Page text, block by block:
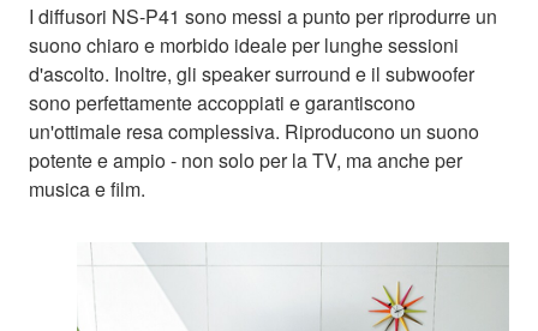
I diffusori NS-P41 sono messi a punto per riprodurre un
suono chiaro e morbido ideale per lunghe sessioni
d'ascolto. Inoltre, gli speaker surround e il subwoofer
sono perfettamente accoppiati e garantiscono
un'ottimale resa complessiva. Riproducono un suono
potente e ampio - non solo per la TV, ma anche per
musica e film.